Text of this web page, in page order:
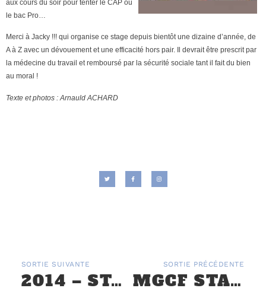
aux cours du soir pour tenter le CAP ou
le bac Pro…
Merci à Jacky !!! qui organise ce stage depuis bientôt une dizaine d’année, de
A à Z avec un dévouement et une efficacité hors pair. Il devrait être prescrit par
la médecine du travail et remboursé par la sécurité sociale tant il fait du bien
au moral !
Texte et photos : Arnauld ACHARD
SORTIE SUIVANTE
2014 – STAGE D’INITIATION MÉCANIQUE MG CLUB DE FRANCE DU 23 AU 26 JUIN
SORTIE PRÉCÉDENTE
MGCF STAGE MÉCANIQUE INITIATION DU 27 AU 30 JUIN 2022